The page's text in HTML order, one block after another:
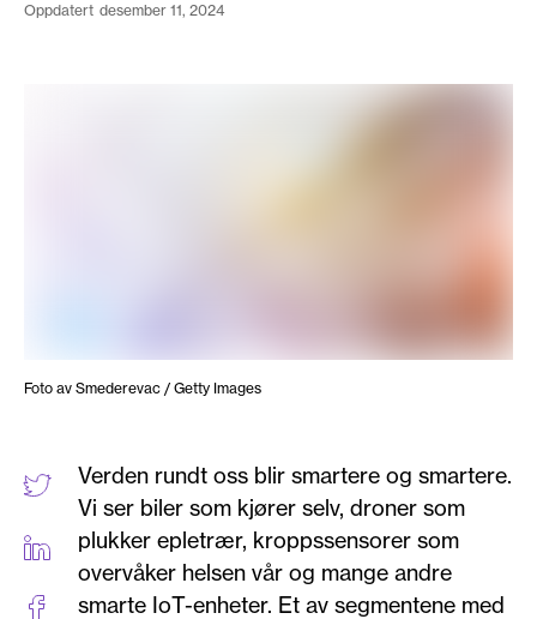
oppdatert desember 11, 2024
Foto av Smederevac / Getty Images
Verden rundt oss blir smartere og smartere.
Vi ser biler som kjører selv, droner som
plukker epletrær, kroppssensorer som
overvåker helsen vår og mange andre
smarte IoT-enheter. Et av segmentene med